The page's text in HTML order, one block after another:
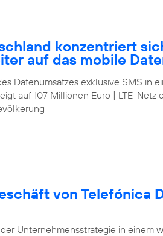
konzentriert
auf das mobile
Datenumsatzes exklusive SMS in
auf 107 Millionen Euro | LTE-Netz
von Telefónica
Unternehmensstrategie in einem